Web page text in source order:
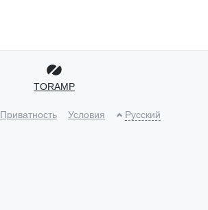
TORAMP
Приватность Условия Русский